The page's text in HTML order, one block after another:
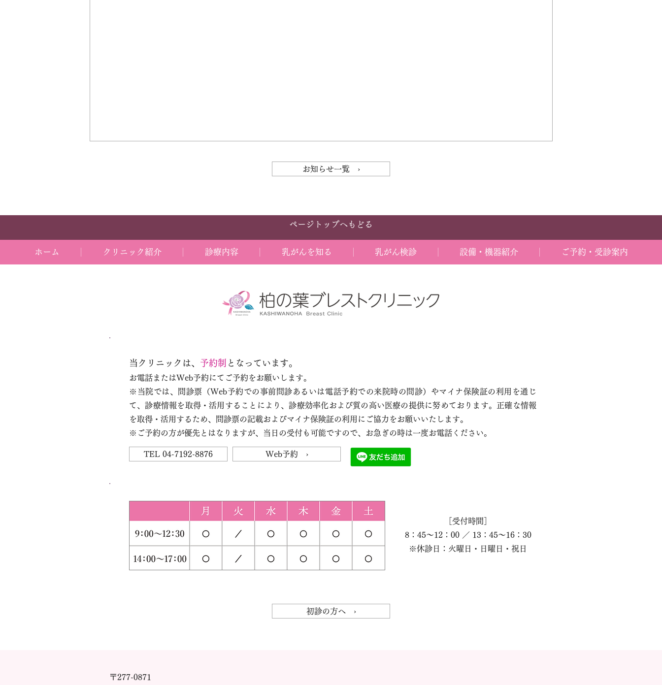
お知らせ一覧 ›
ページトップへもどる
ホーム クリニック紹介 診療内容 乳がんを知る 乳がん検診 設備・機器紹介 ご予約・受診案内
当クリニックは、 予約制 となっています。
お電話またはWeb予約にてご予約をお願いします。
※ 当院では、問診票（Web予約での事前問診あるいは電話予約での来院時の問診）やマイナ保険証の利用を通じ
て、診療情報を取得・活用することにより、診療効率化および質の高い医療の提供に努めております。正確な情報
を取得・活用するため、問診票の記載およびマイナ保険証の利用にご協力をお願いいたします。
※ご予約の方が優先とはなりますが、当日の受付も可能ですので、お急ぎの時は一度お電話ください。
TEL 04-7192-8876 Web予約 ›
［受付時間］
8：45～12：00 ／ 13：45～16：30
※休診日：火曜日・日曜日・祝日
初診の方へ ›
〒277-0871